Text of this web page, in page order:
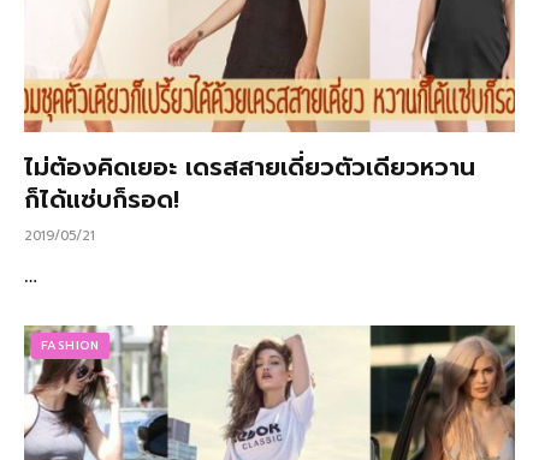
ไม่ต้องคิดเยอะ เดรสสายเดี่ยวตัวเดียวหวาน
ก็ได้แซ่บก็รอด!
2019/05/21
…
FASHION